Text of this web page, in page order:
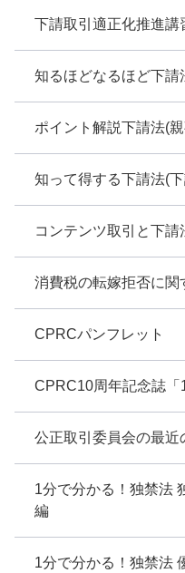
下請取引適正化推進講
知るほどなるほど下請
ポイント解説下請法(
知って得する下請法(
コンテンツ取引と下請
消費税の転嫁拒否に関
CPRCパンフレット
CPRC10周年記念誌「
公正取引委員会の最近
1分で分かる！独禁法
編
1分で分かる！独禁法